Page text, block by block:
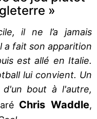
»
il ne l’a jamais
fait son apparition
est allé en Italie.
lui convient. Un
bout à l'autre,
Chris Waddle,